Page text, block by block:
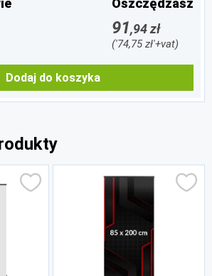
91,94 zł
('74,75 zł'+vat)
Dodaj do koszyka